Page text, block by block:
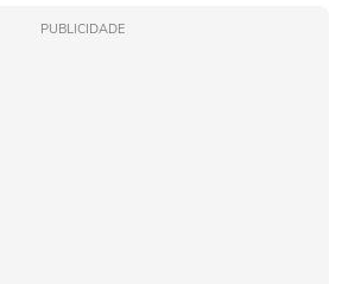
PUBLICIDADE